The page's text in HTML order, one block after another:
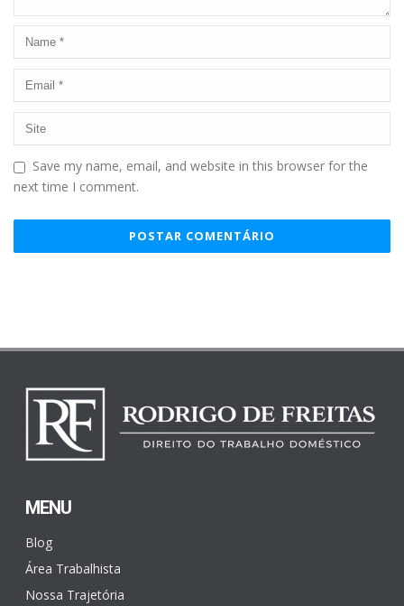
Save my name, email, and website in this browser for the
next time I comment.
MENU
Blog
Área Trabalhista
Nossa Trajetória